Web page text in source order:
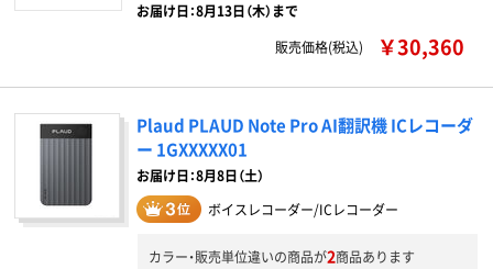
お届け日：8月13日（木）まで
販売価格(税込)
￥30,360
Plaud PLAUD Note Pro AI翻訳機 ICレコーダ
ー 1GXXXXX01
お届け日：8月8日（土）
ボイスレコーダー/ICレコーダー
カラー・販売単位違いの商品が2商品あります